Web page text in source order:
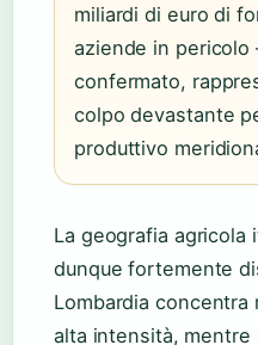
miliardi di euro di
aziende in
confermato,
colpo devastante
produttivo
La geografia agricola
dunque fortemente
Lombardia
alta intensità, mentre